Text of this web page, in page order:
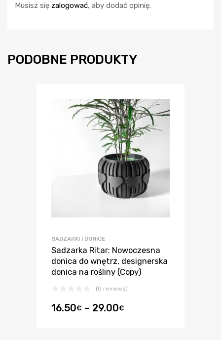
Musisz się zalogować, aby dodać opinię.
PODOBNE PRODUKTY
SADZARKI I DONICE
Sadzarka Ritar: Nowoczesna
donica do wnętrz, designerska
donica na rośliny (Copy)
(0 reviews)
16.50€ – 29.00€